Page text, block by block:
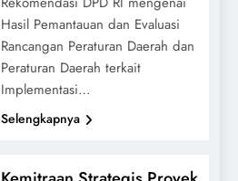
Hasil Pemantauan dan Evaluasi
Rancangan Peraturan Daerah dan
Peraturan Daerah terkait
Implementasi…
Selengkapnya